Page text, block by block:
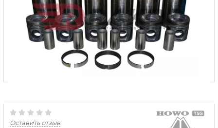
Оставить отзыв